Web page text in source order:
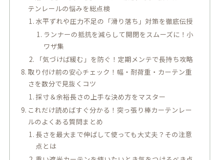
テンレールの悩みを総点検
水平ずれや圧力不足の「滑り落ち」対策を徹底伝授
ランナーの抵抗を減らして開閉をスムーズに！小
ワザ集
「気づけば緩む」を防ぐ！定期メンテで長持ち攻略
取り付け前の安心チェック！幅・耐荷重・カーテン重
さを数分で見抜くコツ
採寸＆余裕長さの上手な決め方をマスター
これだけ読めばすぐ分かる！突っ張り棒カーテンレー
ルのよくある質問まとめ
長さを最大まで伸ばして使っても大丈夫？その注意
点とは